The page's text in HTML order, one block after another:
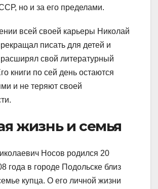
но и за его пределами.
всей своей карьеры Николай
писать для детей и
свой литературный
книги по сей день остаются
и не теряют своей
жизнь и семья
Носов родился 20
года в городе Подольске близ
купца. О его личной жизни